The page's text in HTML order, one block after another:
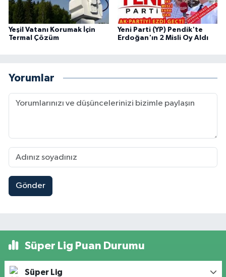
Yeşil Vatanı Korumak İçin
Termal Çözüm
Yeni Parti (YP) Pendik'te
Erdoğan'ın 2 Misli Oy Aldı
Yorumlar
Gönder
Süper Lig Puan Durumu
Süper Lig